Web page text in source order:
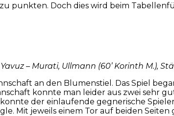
punkten. Doch dies wird beim
– Murati, Ullmann (60’ Korinth M.),
an den Blumenstiel. Das Spiel
konnte man leider aus zwei sehr
der einlaufende gegnerische
Mit jeweils einem Tor auf beiden Seiten